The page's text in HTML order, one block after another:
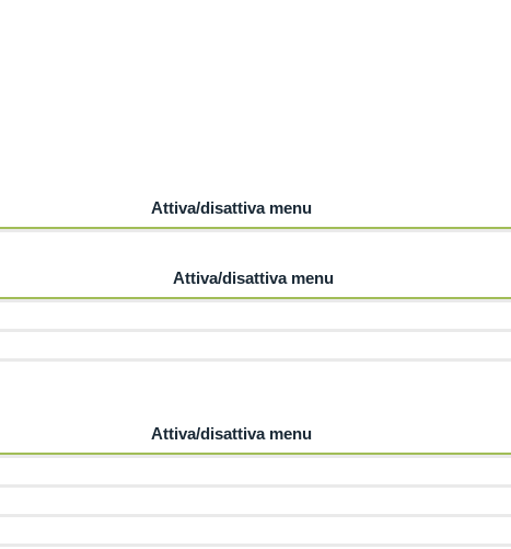
Attiva/disattiva menu
Attiva/disattiva menu
Attiva/disattiva menu